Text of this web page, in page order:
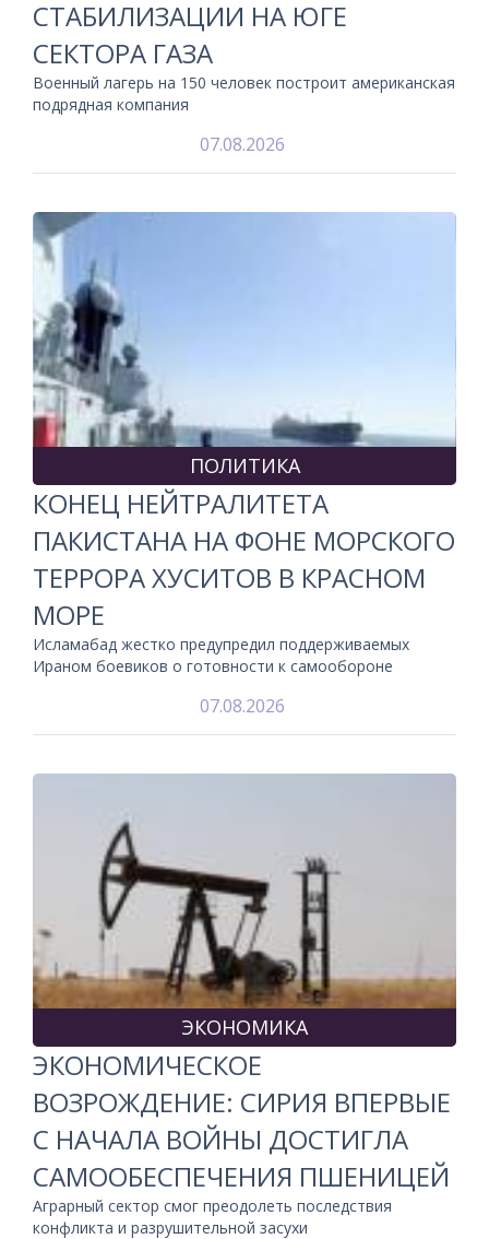
СТАБИЛИЗАЦИИ НА ЮГЕ
СЕКТОРА ГАЗА
Военный лагерь на 150 человек построит американская
подрядная компания
07.08.2026
ПОЛИТИКА
КОНЕЦ НЕЙТРАЛИТЕТА
ПАКИСТАНА НА ФОНЕ МОРСКОГО
ТЕРРОРА ХУСИТОВ В КРАСНОМ
МОРЕ
Исламабад жестко предупредил поддерживаемых
Ираном боевиков о готовности к самообороне
07.08.2026
ЭКОНОМИКА
ЭКОНОМИЧЕСКОЕ
ВОЗРОЖДЕНИЕ: СИРИЯ ВПЕРВЫЕ
С НАЧАЛА ВОЙНЫ ДОСТИГЛА
САМООБЕСПЕЧЕНИЯ ПШЕНИЦЕЙ
Аграрный сектор смог преодолеть последствия
конфликта и разрушительной засухи